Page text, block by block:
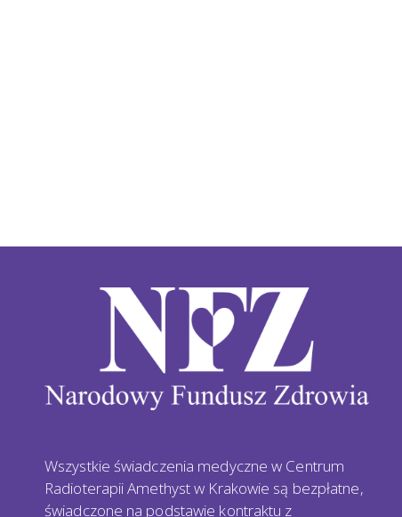
Wszystkie świadczenia medyczne w Centrum
Radioterapii Amethyst w Krakowie są bezpłatne,
świadczone na podstawie kontraktu z